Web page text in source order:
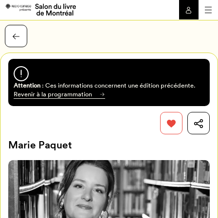
Attention: Ces informations concernent une édition précédente.
Revenir à la programmation
Marie Paquet